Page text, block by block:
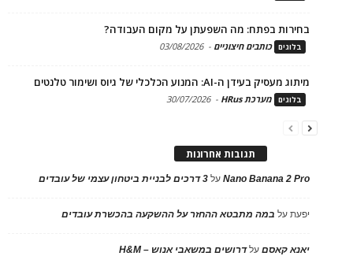
בחירות בפתח: מה השפעתן על מקום העבודה?
בלוגים כותבים חיצוניים -
03/08/2026
מיתוג מעסיק בעידן ה-AI: המנוע הכלכלי של גיוס ושימור טלנטים
בלוגים מערכת HRus -
30/07/2026
תגובות אחרונות
Nano Banana 2 Proעל 3 דרכים לבניית ביטחון עצמי של עובדים
יפעתעל במה מתבטא ההחזר על ההשקעה בהכשרת עובדים
יאנא קאסםעלדרושים במשאבי אנוש – H&M